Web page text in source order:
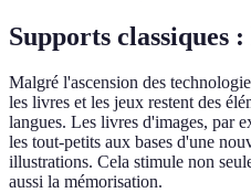
Supports classiques
Malgré l'ascension des
les livres et les jeux restent des
langues. Les livres d'images, par
les tout-petits aux bases d'une
illustrations. Cela stimule non
aussi la mémorisation.